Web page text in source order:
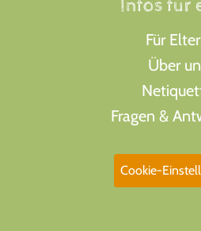
Infos für
Für
Über
Fragen &
Cookie-